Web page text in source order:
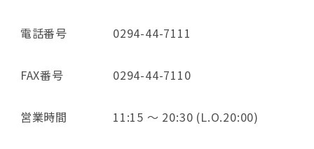
電話番号 0294-44-7111
FAX番号 0294-44-7110
営業時間 11:15 ～ 20:30 (L.O.20:00)